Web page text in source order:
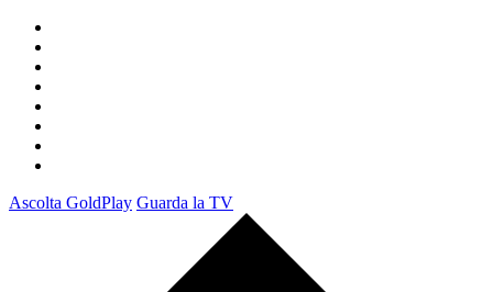
Ascolta GoldPlay Guarda la TV